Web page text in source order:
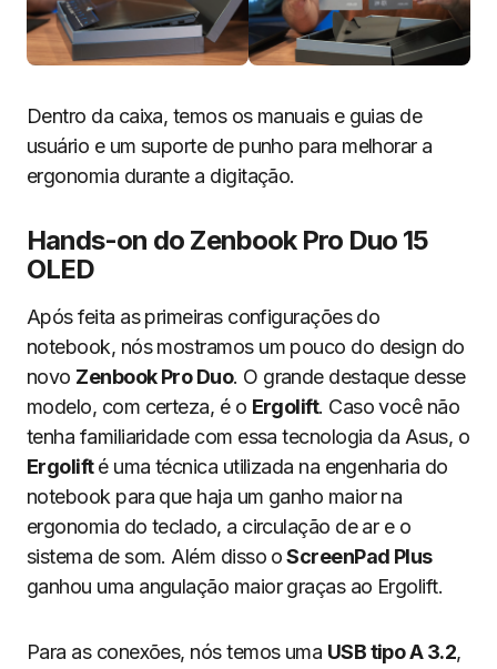
Dentro da caixa, temos os manuais e guias de
usuário e um suporte de punho para melhorar a
ergonomia durante a digitação.
Hands-on do Zenbook Pro Duo 15
OLED
Após feita as primeiras configurações do
notebook, nós mostramos um pouco do design do
novo Zenbook Pro Duo. O grande destaque desse
modelo, com certeza, é o Ergolift. Caso você não
tenha familiaridade com essa tecnologia da Asus, o
Ergolifté uma técnica utilizada na engenharia do
notebook para que haja um ganho maior na
ergonomia do teclado, a circulação de ar e o
sistema de som. Além disso oScreenPad Plus
ganhou uma angulação maior graças ao Ergolift.
Para as conexões, nós temos uma USB tipo A 3.2,